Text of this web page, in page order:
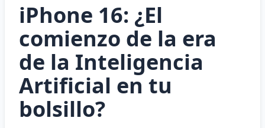
iPhone 16: ¿El
comienzo de la era
de la Inteligencia
Artificial en tu
bolsillo?